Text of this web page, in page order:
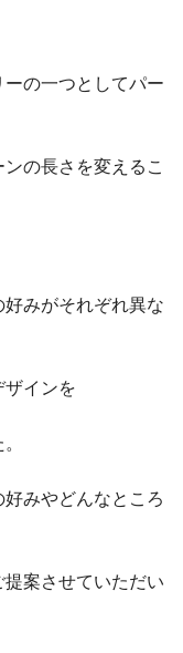
の一つとしてパー
の長さを変えるこ
みがそれぞれ異な
ザインを
みやどんなところ
案させていただい